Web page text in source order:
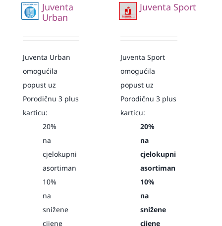
Juventa
Urban
Juventa Urban
omogućila
popust uz
Porodičnu 3 plus
karticu:
20%
na
cjelokupni
asortiman
10%
na
snižene
cijene
Juventa Sport
Juventa Sport
omogućila
popust uz
Porodičnu 3 plus
karticu:
20%
na
cjelokupni
asortiman
10%
na
snižene
cijene